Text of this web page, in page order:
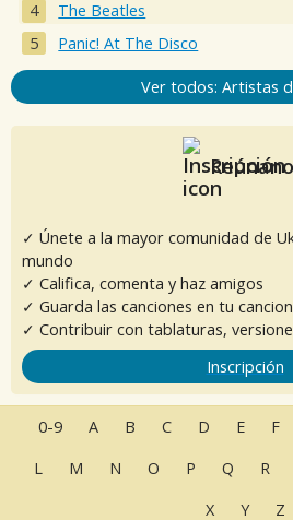
The Beatles
Panic! At The Disco
Ver todos: Artistas
✓ Únete a la mayor comunidad de
mundo
✓ Califica, comenta y haz amigos
✓ Guarda las canciones en tu
✓ Contribuir con tablaturas,
Inscripción
0-9 A B C D E F
L
M N O P Q R
X
Y Z